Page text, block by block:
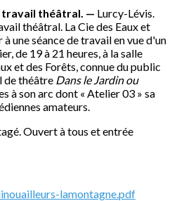
travail théâtral. — Lurcy-Lévis.
théâtral. La Cie des Eaux et
une séance de travail en vue d'un
de 19 à 21 heures, à la salle
et des Forêts, connue du public
de théâtre Dans le Jardin ou
à son arc dont « Atelier 03 » sa
amateurs.
Ouvert à tous et entrée
lamontagne.pdf